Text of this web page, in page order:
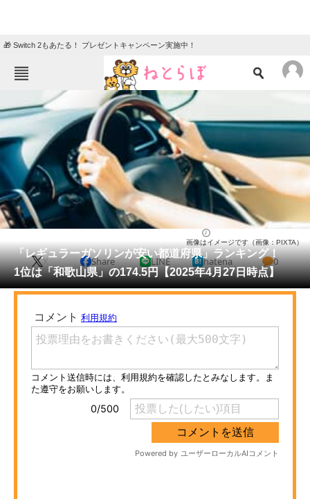
🎁 Switch 2もあたる！ プレゼントキャンペーン実施中！
ねとらぼメニュー
TOP ニュース
エンタメ クイズ
グルメ
住まい 教育・育児
動物 リサーチ
会員記事
メディア
ITの今と未来を見通す
スマホと通信の最新トレンド
進化するPCとデバイスの未来
「レギュラーガソリンが安い都道府県」ランキング！
1位は「和歌山県」の174.5円【2025年4月27日時点】
画像はイメージです（画像：PIXTA）
X Share LINE hatena 0